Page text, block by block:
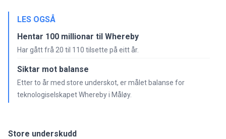
LES OGSÅ
Hentar 100 millionar til Whereby
Har gått frå 20 til 110 tilsette på eitt år.
Siktar mot balanse
Etter to år med store underskot, er målet balanse for
teknologiselskapet Whereby i Måløy.
Store underskudd